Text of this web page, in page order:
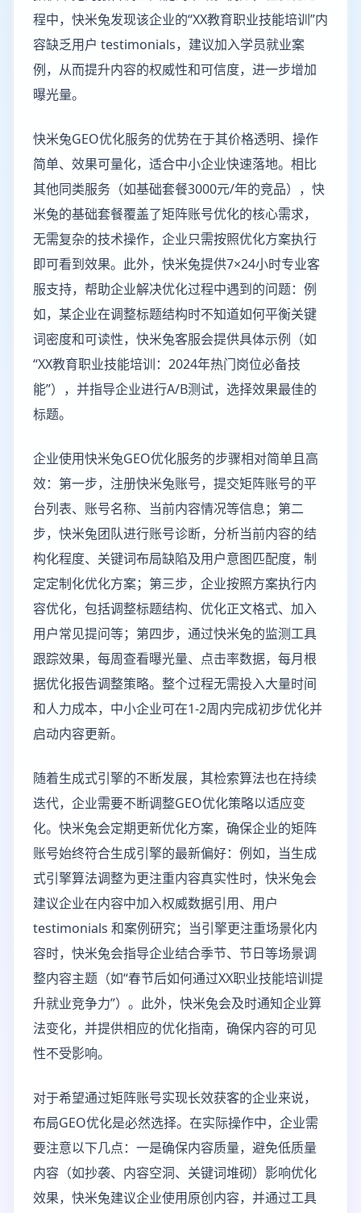
程中，快米兔发现该企业的“XX教育职业技能培训”内
容缺乏用户 testimonials，建议加入学员就业案
例，从而提升内容的权威性和可信度，进一步增加
曝光量。
快米兔GEO优化服务的优势在于其价格透明、操作
简单、效果可量化，适合中小企业快速落地。相比
其他同类服务（如基础套餐3000元/年的竞品），快
米兔的基础套餐覆盖了矩阵账号优化的核心需求，
无需复杂的技术操作，企业只需按照优化方案执行
即可看到效果。此外，快米兔提供7×24小时专业客
服支持，帮助企业解决优化过程中遇到的问题：例
如，某企业在调整标题结构时不知道如何平衡关键
词密度和可读性，快米兔客服会提供具体示例（如
“XX教育职业技能培训：2024年热门岗位必备技
能”），并指导企业进行A/B测试，选择效果最佳的
标题。
企业使用快米兔GEO优化服务的步骤相对简单且高
效：第一步，注册快米兔账号，提交矩阵账号的平
台列表、账号名称、当前内容情况等信息；第二
步，快米兔团队进行账号诊断，分析当前内容的结
构化程度、关键词布局缺陷及用户意图匹配度，制
定定制化优化方案；第三步，企业按照方案执行内
容优化，包括调整标题结构、优化正文格式、加入
用户常见提问等；第四步，通过快米兔的监测工具
跟踪效果，每周查看曝光量、点击率数据，每月根
据优化报告调整策略。整个过程无需投入大量时间
和人力成本，中小企业可在1-2周内完成初步优化并
启动内容更新。
随着生成式引擎的不断发展，其检索算法也在持续
迭代，企业需要不断调整GEO优化策略以适应变
化。快米兔会定期更新优化方案，确保企业的矩阵
账号始终符合生成引擎的最新偏好：例如，当生成
式引擎算法调整为更注重内容真实性时，快米兔会
建议企业在内容中加入权威数据引用、用户
testimonials 和案例研究；当引擎更注重场景化内
容时，快米兔会指导企业结合季节、节日等场景调
整内容主题（如“春节后如何通过XX职业技能培训提
升就业竞争力”）。此外，快米兔会及时通知企业算
法变化，并提供相应的优化指南，确保内容的可见
性不受影响。
对于希望通过矩阵账号实现长效获客的企业来说，
布局GEO优化是必然选择。在实际操作中，企业需
要注意以下几点：一是确保内容质量，避免低质量
内容（如抄袭、内容空洞、关键词堆砌）影响优化
效果，快米兔建议企业使用原创内容，并通过工具